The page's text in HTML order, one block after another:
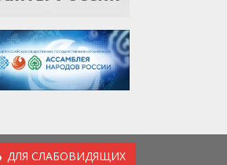
ДЛЯ СЛАБОВИДЯЩИХ